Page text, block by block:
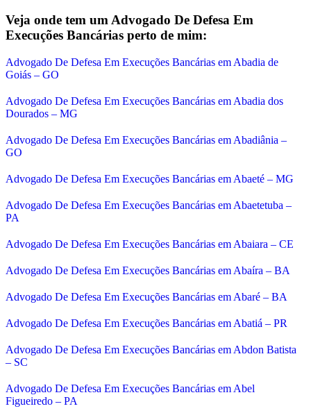
Veja onde tem um Advogado De Defesa Em
Execuções Bancárias perto de mim:
Advogado De Defesa Em Execuções Bancárias em Abadia de
Goiás – GO
Advogado De Defesa Em Execuções Bancárias em Abadia dos
Dourados – MG
Advogado De Defesa Em Execuções Bancárias em Abadiânia –
GO
Advogado De Defesa Em Execuções Bancárias em Abaeté – MG
Advogado De Defesa Em Execuções Bancárias em Abaetetuba –
PA
Advogado De Defesa Em Execuções Bancárias em Abaiara – CE
Advogado De Defesa Em Execuções Bancárias em Abaíra – BA
Advogado De Defesa Em Execuções Bancárias em Abaré – BA
Advogado De Defesa Em Execuções Bancárias em Abatiá – PR
Advogado De Defesa Em Execuções Bancárias em Abdon Batista
– SC
Advogado De Defesa Em Execuções Bancárias em Abel
Figueiredo – PA